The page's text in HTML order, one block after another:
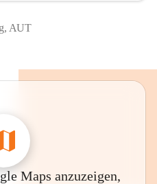
AUT
Maps anzuzeigen,